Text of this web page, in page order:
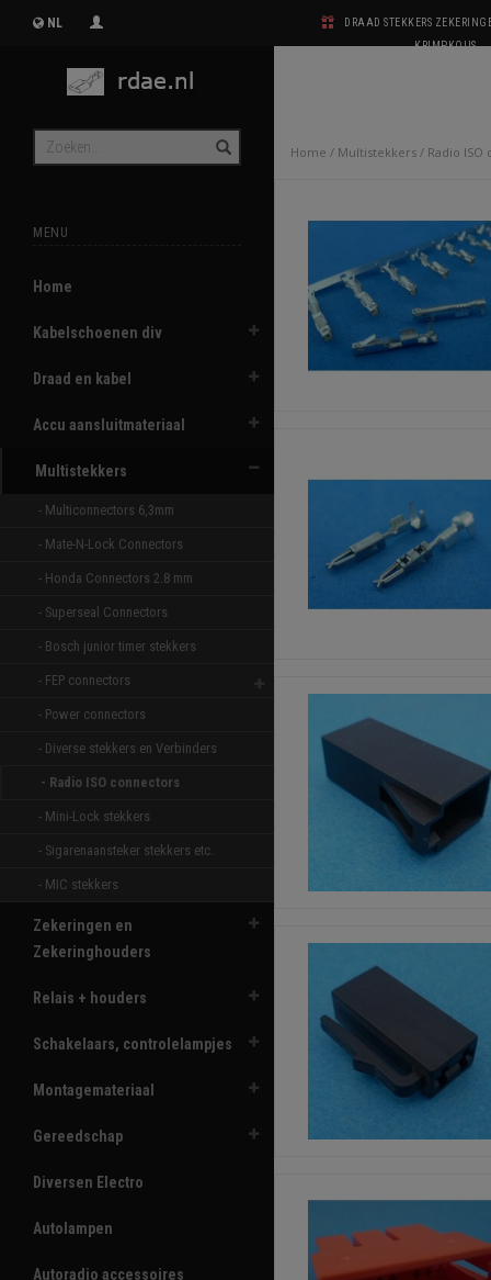
NL
DRAAD STEKKERS
KRIMPKOUS
MENU
Home
Kabelschoenen div
Draad en kabel
Accu aansluitmateriaal
Multistekkers
- Multiconnectors 6,3mm
- Mate-N-Lock Connectors
- Honda Connectors 2.8 mm
- Superseal Connectors
- Bosch junior timer stekkers
- FEP connectors
- Power connectors
- Diverse stekkers en Verbinders
- Radio ISO connectors
- Mini-Lock stekkers
- Sigarenaansteker stekkers etc.
- MIC stekkers
Zekeringen en
Zekeringhouders
Relais + houders
Schakelaars, controlelampjes
Montagemateriaal
Gereedschap
Diversen Electro
Autolampen
Autoradio accessoires
Home / Multistekkers / Radio